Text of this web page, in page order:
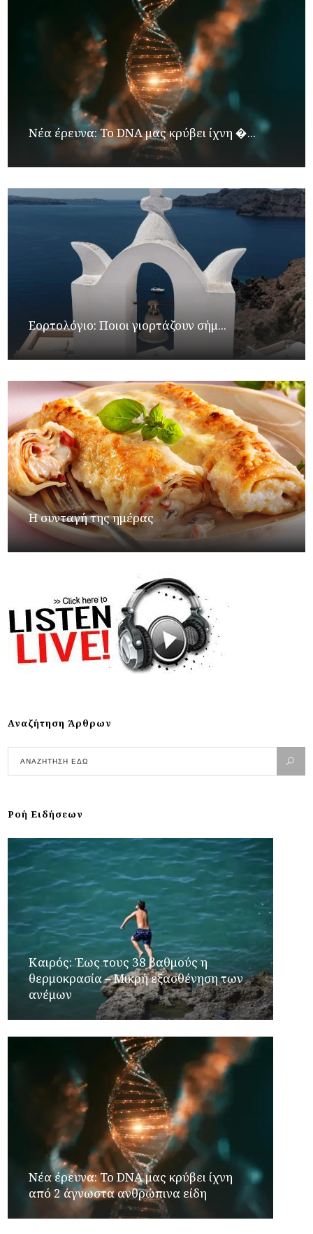
Νέα έρευνα: Το DNA μας κρύβει ίχνη �...
Εορτολόγιο: Ποιοι γιορτάζουν σήμ...
Η συνταγή της ημέρας
Αναζήτηση Άρθρων
Ροή Ειδήσεων
Καιρός: Έως τους 38 βαθμούς η
θερμοκρασία – Μικρή εξασθένηση των
ανέμων
Νέα έρευνα: Το DNA μας κρύβει ίχνη
από 2 άγνωστα ανθρώπινα είδη